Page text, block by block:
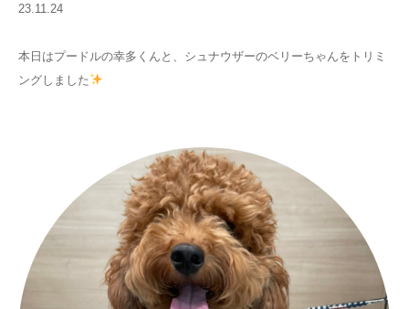
23.11.24
本日はプードルの幸多くんと、シュナウザーのベリーちゃんをトリミ
ングしました